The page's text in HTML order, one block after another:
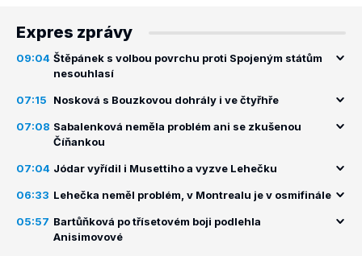
Expres zprávy
09:04 Štěpánek s volbou povrchu proti Spojeným státům
nesouhlasí
07:15 Nosková s Bouzkovou dohrály i ve čtyřhře
07:08 Sabalenková neměla problém ani se zkušenou
Číňankou
07:04 Jódar vyřídil i Musettiho a vyzve Lehečku
06:33 Lehečka neměl problém, v Montrealu je v osmifinále
05:57 Bartůňková po třísetovém boji podlehla
Anisimovové